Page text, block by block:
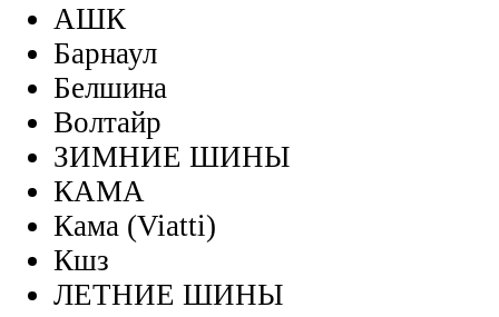
АШК
Барнаул
Белшина
Волтайр
ЗИМНИЕ ШИНЫ
КАМА
Кама (Viatti)
Кшз
ЛЕТНИЕ ШИНЫ